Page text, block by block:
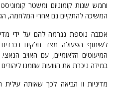
וחמש שנות קומוניזם ומשטר
המשיכה להתקיים גם אחרי המלחמה,
אכזבה נוספת נגרמה להם על ידי
לשיתוף הפעולה מצד חלקים
המיעוטים הלאומיים, עם האויב
במידה ניכרת את הזוועות שזומנו
מדיניות זו הביאה לכך שאותה